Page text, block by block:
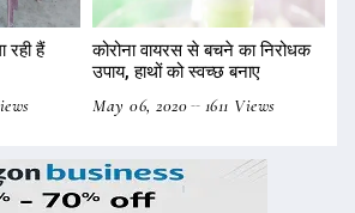
रही हैं
कोरोना वायरस से बचने का निरोधक
उपाय, हाथों को स्वच्छ बनाए
May 06, 2020
1611 Views